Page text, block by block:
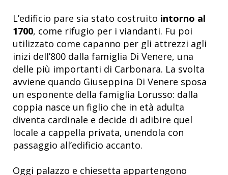
L’edificio pare sia stato costruito intorno al
1700, come rifugio per i viandanti. Fu poi
utilizzato come capanno per gli attrezzi agli
inizi dell’800 dalla famiglia Di Venere, una
delle più importanti di Carbonara. La svolta
avviene quando Giuseppina Di Venere sposa
un esponente della famiglia Lorusso: dalla
coppia nasce un figlio che in età adulta
diventa cardinale e decide di adibire quel
locale a cappella privata, unendola con
passaggio all’edificio accanto.
Oggi palazzo e chiesetta appartengono